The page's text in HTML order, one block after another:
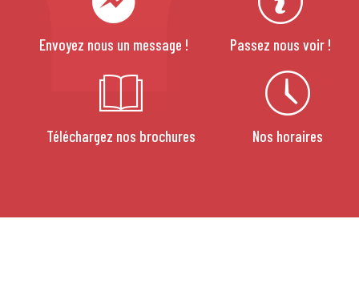
Envoyez nous un message ! Passez nous voir !
Téléchargez nos brochures Nos horaires